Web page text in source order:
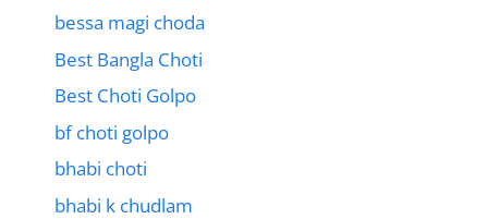
bessa magi choda
Best Bangla Choti
Best Choti Golpo
bf choti golpo
bhabi choti
bhabi k chudlam